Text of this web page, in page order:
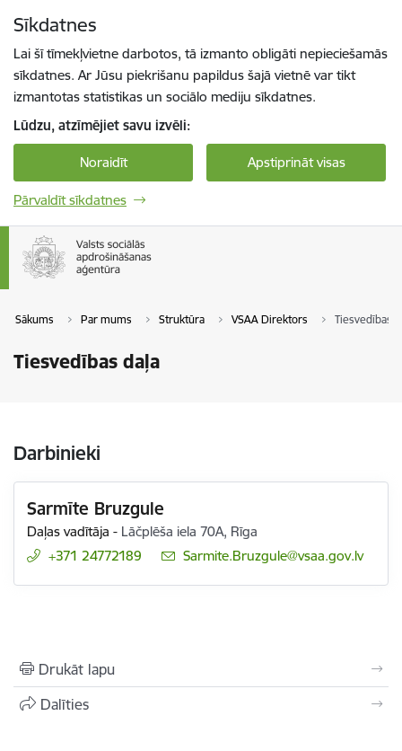
Sīkdatnes
Lai šī tīmekļvietne darbotos, tā izmanto obligāti nepieciešamās
sīkdatnes. Ar Jūsu piekrišanu papildus šajā vietnē var tikt
izmantotas statistikas un sociālo mediju sīkdatnes.
Lūdzu, atzīmējiet savu izvēli:
Noraidīt Apstiprināt visas
Pārvaldīt sīkdatnes
Sākums Par mums Struktūra VSAA Direktors Tiesvedības
Tiesvedības daļa
Darbinieki
Sarmīte Bruzgule
Daļas vadītāja - Lāčplēša iela 70A, Rīga
+371 24772189
E-pasts:
Sarmite.Bruzgule@vsaa.gov.lv
Drukāt lapu
Dalīties